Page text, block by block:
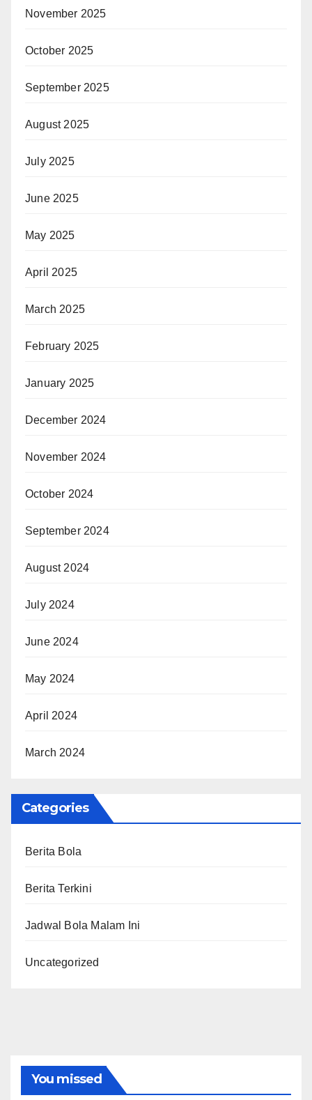
November 2025
October 2025
September 2025
August 2025
July 2025
June 2025
May 2025
April 2025
March 2025
February 2025
January 2025
December 2024
November 2024
October 2024
September 2024
August 2024
July 2024
June 2024
May 2024
April 2024
March 2024
Categories
Berita Bola
Berita Terkini
Jadwal Bola Malam Ini
Uncategorized
You missed